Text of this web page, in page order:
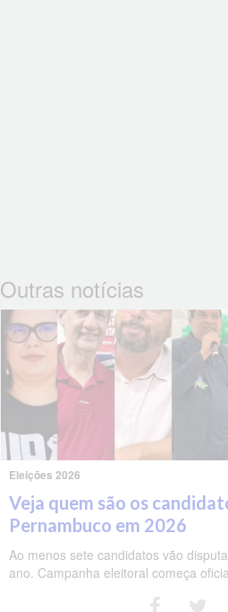
Outras notícias
Eleições 2026
Veja quem são os
Pernambuco em 2026
Ao menos sete candidatos vão
ano. Campanha eleitoral começa